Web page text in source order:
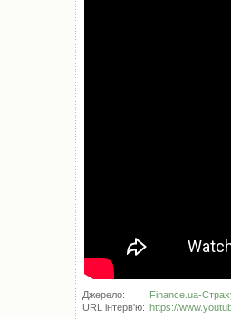
Джерело:
Finance.ua-
URL інтерв'ю: https://